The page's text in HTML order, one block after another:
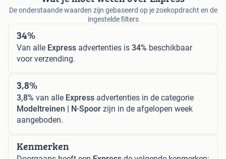
De onderstaande waarden zijn gebaseerd op je zoekopdracht en de
ingestelde filters
34%
Van alle Express advertenties is 34% beschikbaar
voor verzending.
3,8%
3,8% van alle Express advertenties in de categorie
Modeltreinen | N-Spoor zijn in de afgelopen week
aangeboden.
Kenmerken